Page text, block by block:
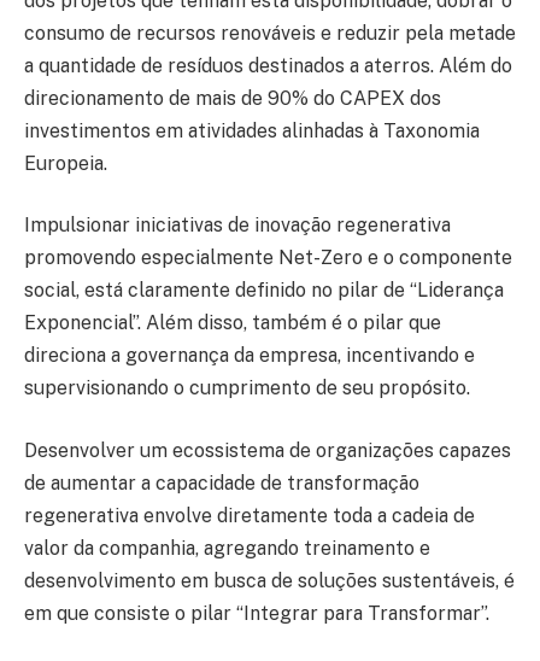
consumo de recursos renováveis e reduzir pela metade
a quantidade de resíduos destinados a aterros. Além do
direcionamento de mais de 90% do CAPEX dos
investimentos em atividades alinhadas à Taxonomia
Europeia.
Impulsionar iniciativas de inovação regenerativa
promovendo especialmente Net-Zero e o componente
social, está claramente definido no pilar de “Liderança
Exponencial”. Além disso, também é o pilar que
direciona a governança da empresa, incentivando e
supervisionando o cumprimento de seu propósito.
Desenvolver um ecossistema de organizações capazes
de aumentar a capacidade de transformação
regenerativa envolve diretamente toda a cadeia de
valor da companhia, agregando treinamento e
desenvolvimento em busca de soluções sustentáveis, é
em que consiste o pilar “Integrar para Transformar”.